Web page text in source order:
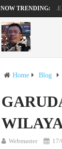
NOW TRENDING:
MENGAKTIFKAN
BEKERJA, BERMAIN
Home Blog
Webmaster